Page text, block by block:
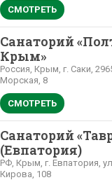
СМОТРЕТЬ
Санаторий
Крым»
Россия, Крым, г. Саки,
Морская, 8
СМОТРЕТЬ
Санаторий
(Евпатория)
РФ, Крым, г. Евпатория, ул.
Кирова, 108